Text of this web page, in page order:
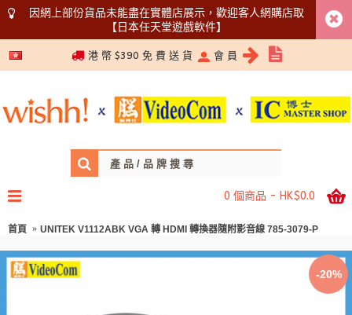
因網上部份貨品未能盡在實體店展示，歡迎客人網購店取
【日本任天堂遊戲軟件】
5366 1340
港 幣 $390 免 費 送 貨 會 員
0 個商品 - HK$0.0
首頁 UNITEK V1112ABK VGA 轉 HDMI 轉換器隨附影音線 785-3079-P
-20%